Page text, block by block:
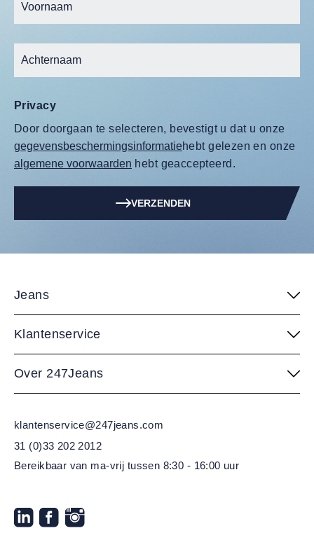
Privacy
Door doorgaan te selecteren, bevestigt u dat u onze
gegevensbeschermingsinformatiehebt gelezen en onze
algemene voorwaarden hebt geaccepteerd.
VERZENDEN
Jeans
Klantenservice
Over 247Jeans
klantenservice@247jeans.com
31 (0)33 202 2012
Bereikbaar van ma-vrij tussen 8:30 - 16:00 uur